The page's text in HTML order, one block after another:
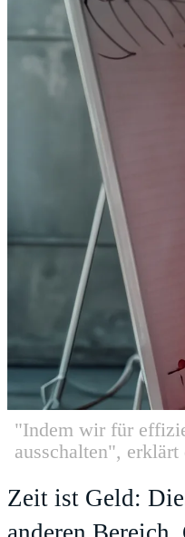
"Indem wir für
ausschalten",
Zeit ist Geld: